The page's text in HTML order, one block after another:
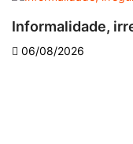
Informalidade,
06/08/2026